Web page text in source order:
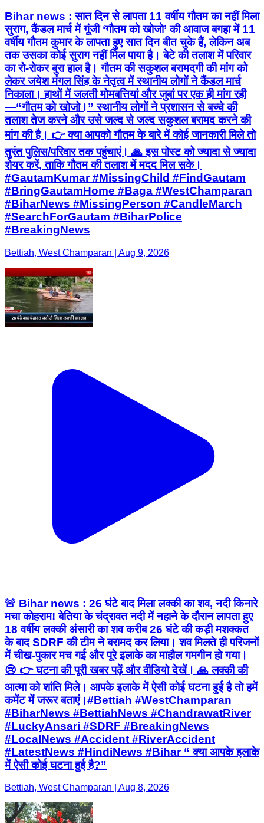
Bihar news : सात दिन से लापता 11 वर्षीय गौतम का नहीं मिला
सुराग, कैंडल मार्च में गूंजी ‘गौतम को खोजो’ की आवाज बगहा में 11
वर्षीय गौतम कुमार के लापता हुए सात दिन बीत चुके हैं, लेकिन अब
तक उसका कोई सुराग नहीं मिल पाया है। बेटे की तलाश में परिवार
का रो-रोकर बुरा हाल है। गौतम की सकुशल बरामदगी की मांग को
लेकर जयेश मंगल सिंह के नेतृत्व में स्थानीय लोगों ने कैंडल मार्च
निकाला। हाथों में जलती मोमबत्तियां और जुबां पर एक ही मांग रही
—“गौतम को खोजो।” स्थानीय लोगों ने प्रशासन से बच्चे की
तलाश तेज करने और उसे जल्द से जल्द सकुशल बरामद करने की
मांग की है। 👉 क्या आपको गौतम के बारे में कोई जानकारी मिले तो
तुरंत पुलिस/परिवार तक पहुंचाएं। 🙏 इस पोस्ट को ज्यादा से ज्यादा
शेयर करें, ताकि गौतम की तलाश में मदद मिल सके।
#GautamKumar #MissingChild #FindGautam
#BringGautamHome #Baga #WestChamparan
#BiharNews #MissingPerson #CandleMarch
#SearchForGautam #BiharPolice
#BreakingNews
Bettiah, West Champaran | Aug 9, 2026
🚨 Bihar news : 26 घंटे बाद मिला लक्की का शव, नदी किनारे
मचा कोहराम! बेतिया के चंद्रावत नदी में नहाने के दौरान लापता हुए
18 वर्षीय लक्की अंसारी का शव करीब 26 घंटे की कड़ी मशक्कत
के बाद SDRF की टीम ने बरामद कर लिया। शव मिलते ही परिजनों
में चीख-पुकार मच गई और पूरे इलाके का माहौल गमगीन हो गया।
😢 👉 घटना की पूरी खबर पढ़ें और वीडियो देखें। 🙏 लक्की की
आत्मा को शांति मिले। आपके इलाके में ऐसी कोई घटना हुई है तो हमें
कमेंट में जरूर बताएं।#Bettiah #WestChamparan
#BiharNews #BettiahNews #ChandrawatRiver
#LuckyAnsari #SDRF #BreakingNews
#LocalNews #Accident #RiverAccident
#LatestNews #HindiNews #Bihar “ क्या आपके इलाके
में ऐसी कोई घटना हुई है?”
Bettiah, West Champaran | Aug 8, 2026